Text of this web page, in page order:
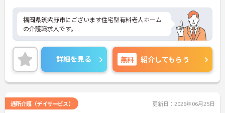
福岡県筑紫野市にございます住宅型有料老人ホーム
の介護職求人です。
詳細を見る 無料 紹介してもらう
通所介護（デイサービス） 更新日：2026年06月25日